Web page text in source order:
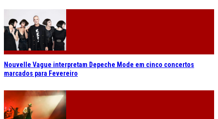
Nouvelle Vague interpretam Depeche Mode em cinco concertos
marcados para Fevereiro